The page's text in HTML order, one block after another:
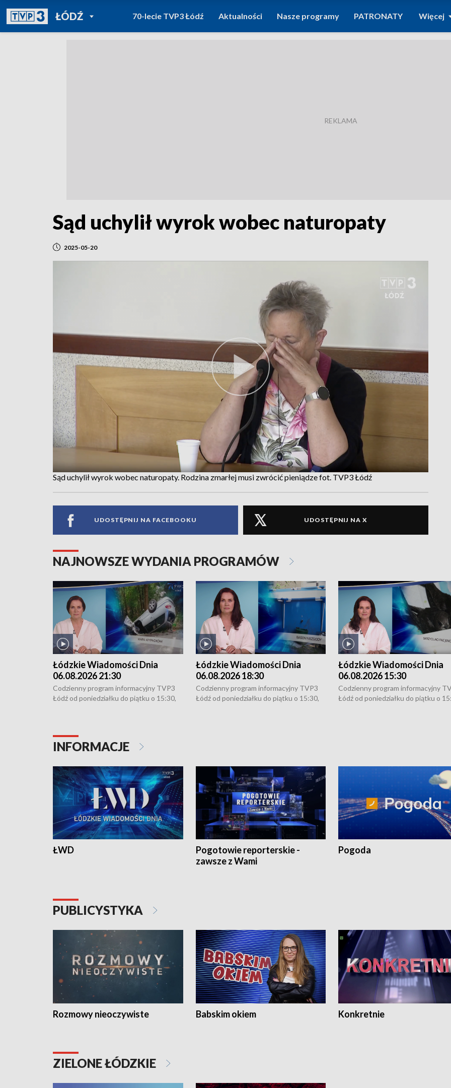
ŁÓDŹPOWRÓT DO
TVP REGIONY
70-lecie TVP3 Łódź Aktualności Nasze programy PATRONATY Więcej
Sąd uchylił wyrok wobec naturopaty
2025-05-20
Sąd uchylił wyrok wobec naturopaty. Rodzina zmarłej musi zwrócić pieniądze fot. TVP3 Łódź
UDOSTĘPNIJ NA FACEBOOKU UDOSTĘPNIJ NA X
NAJNOWSZE WYDANIA PROGRAMÓW
Łódzkie Wiadomości Dnia
06.08.2026 21:30
Codzienny program informacyjny TVP3
Łódź od poniedziałku do piątku o 15:30,
Łódzkie Wiadomości Dnia
06.08.2026 18:30
Codzienny program informacyjny TVP3
Łódź od poniedziałku do piątku o 15:30,
Łódzkie Wiadomości Dnia
06.08.2026 15:30
Codzienny program informacyjny
Łódź od poniedziałku do piątku o
INFORMACJE
ŁWD
Pogotowie reporterskie -
zawsze z Wami
Pogoda
PUBLICYSTYKA
Rozmowy nieoczywiste Babskim okiem Konkretnie
ZIELONE ŁÓDZKIE